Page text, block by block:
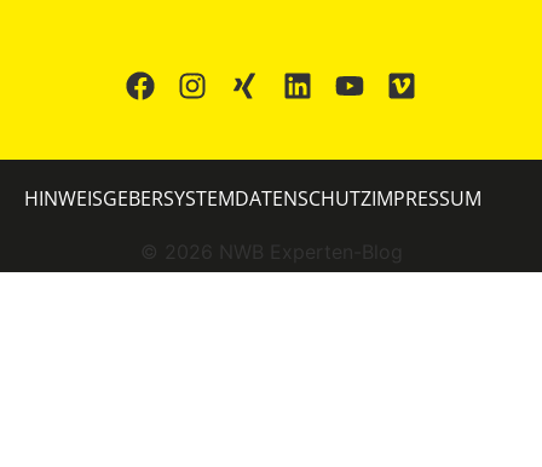
© 2026 NWB Experten-Blog
HINWEISGEBERSYSTEMDATENSCHUTZIMPRESSUM